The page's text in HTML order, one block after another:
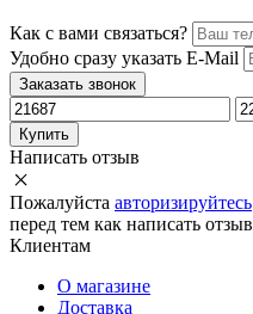
Как с вами связаться?
Удобно сразу указать E-Mail
Заказать звонок
Купить
Написать отзыв
Пожалуйста авторизируйтесь
перед тем как написать отзыв
Клиентам
О магазине
Доставка